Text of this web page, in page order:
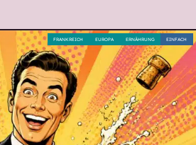
EINFACH
ERNÄHRUNG
EUROPA
FRANKREICH